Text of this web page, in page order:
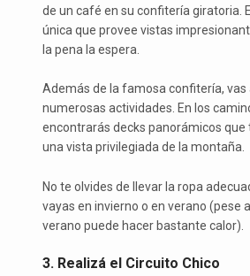
de un café en su confitería giratoria.
única que provee vistas
la pena la espera.
Además de la famosa confitería, vas
numerosas actividades. En los
encontrarás decks panorámicos
una vista privilegiada de la montaña.
No te olvides de llevar la ropa
vayas en invierno o en verano (pese
verano puede hacer bastante calor).
3. Realizá el Circuito Chico